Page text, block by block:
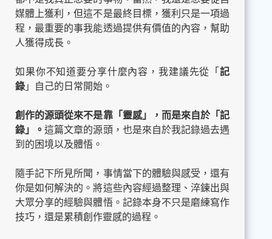
媒體上獲利，但這不是最終目標，獲利只是一項過
程，最重要的事我能透過提供有價值的內容，幫助
人獲得成長。
如果你不知道要分享什麼內容，我建議先從「記
錄 」自己的日常開始。
創作的源頭從來不是靠「靈感」，而是來自於「記
錄」。這篇文章的源頭，也是來自於我記錄過去遇
到的困境以及體悟。
隨手記下所見所聞，事情當下的體驗與感受，還有
你是如何解決的。將這些內容經過整理、淬鍊出與
大眾分享的經驗與體悟。記錄本身不只是磨練寫作
技巧，還是累積創作靈感的過程。